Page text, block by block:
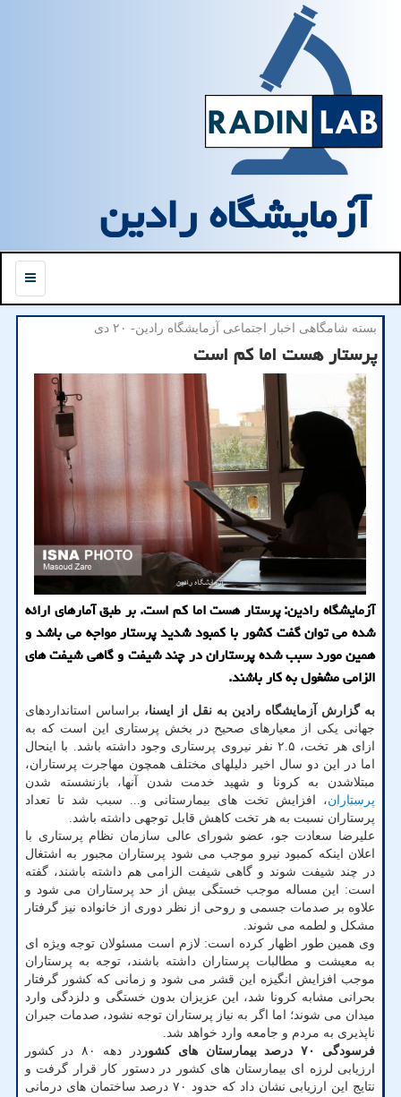
آزمایشگاه رادین
منو
بسته شامگاهی اخبار اجتماعی آزمایشگاه رادین- ۲۰ دی
پرستار هست اما کم است
آزمایشگاه رادین: پرستار هست اما کم است. بر طبق آمارهای ارائه
شده می توان گفت کشور با کمبود شدید پرستار مواجه می باشد و
همین مورد سبب شده پرستاران در چند شیفت و گاهی شیفت های
الزامی مشغول به کار باشند.
به گزارش آزمایشگاه رادین به نقل از ایسنا، براساس استانداردهای
جهانی یکی از معیارهای صحیح در بخش پرستاری این است که به
ازای هر تخت، ۲.۵ نفر نیروی پرستاری وجود داشته باشد. با اینحال
اما در این دو سال اخیر دلیلهای مختلف همچون مهاجرت پرستاران،
مبتلاشدن به کرونا و شهید خدمت شدن آنها، بازنشسته شدن
پرستاران، افزایش تخت های بیمارستانی و... سبب شد تا تعداد
پرستاران نسبت به هر تخت کاهش قابل توجهی داشته باشد.
علیرضا سعادت جو، عضو شورای عالی سازمان نظام پرستاری با
اعلان اینکه کمبود نیرو موجب می شود پرستاران مجبور به اشتغال
در چند شیفت شوند و گاهی شیفت الزامی هم داشته باشند، گفته
است: این مساله موجب خستگی بیش از حد پرستاران می شود و
علاوه بر صدمات جسمی و روحی از نظر دوری از خانواده نیز گرفتار
مشکل و لطمه می شوند.
وی همین طور اظهار کرده است: لازم است مسئولان توجه ویژه ای
به معیشت و مطالبات پرستاران داشته باشند، توجه به پرستاران
موجب افزایش انگیزه این قشر می شود و زمانی که کشور گرفتار
بحرانی مشابه کرونا شد، این عزیزان بدون خستگی و دلزدگی وارد
میدان می شوند؛ اما اگر به نیاز پرستاران توجه نشود، صدمات جبران
ناپذیری به مردم و جامعه وارد خواهد شد.
فرسودگی ۷۰ درصد بیمارستان های کشور
در دهه ۸۰ در کشور
ارزیابی لرزه ای بیمارستان های کشور در دستور کار قرار گرفت و
نتایج این ارزیابی نشان داد که حدود ۷۰ درصد ساختمان های درمانی